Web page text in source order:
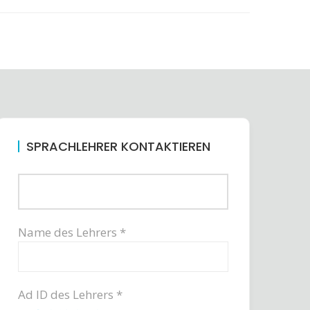
SPRACHLEHRER KONTAKTIEREN
Name des Lehrers *
Ad ID des Lehrers *